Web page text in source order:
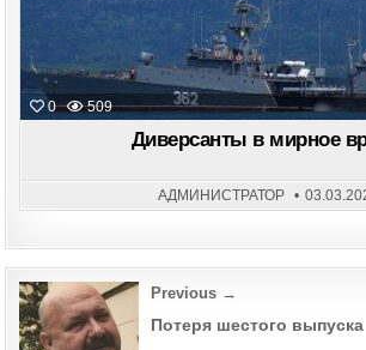
0 509
Posted
in
Диверсанты в мирное
АДМИНИСТРАТОР
Post
navigation
Previous →
Потеря шестого выпуска